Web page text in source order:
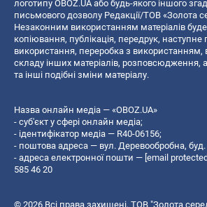
логотипу OBOZ.UA або будь-якого іншого
письмового дозволу Редакції/ТОВ «Золота
Незаконним використанням матеріалів
копiювання, публiкацiя, передрук, наступне
використання, переробка з
складу інших матеріалів, розповсюдження,
та інші подібні зміни матеріалу.
Назва онлайн медіа — «OBOZ.UA»
- суб'єкт у сфері онлайн медіа;
- ідентифікатор медіа — R40-06156;
- поштова адреса — вул. Деревообробна, буд.
- адреса електронної пошти — [email protected]
585 46 20
© 2026 Всі права захищені, ТОВ "Золота